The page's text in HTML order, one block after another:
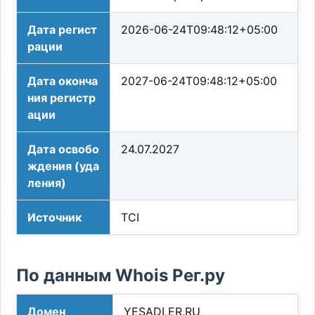
Дата регист
рации
2026-06-24T09:48:12+05:00
Дата оконча
ния регистр
ации
2027-06-24T09:48:12+05:00
Дата освобо
ждения (уда
ления)
24.07.2027
Источник TCI
По данным Whois Рег.ру
Домен YESADLER.RU